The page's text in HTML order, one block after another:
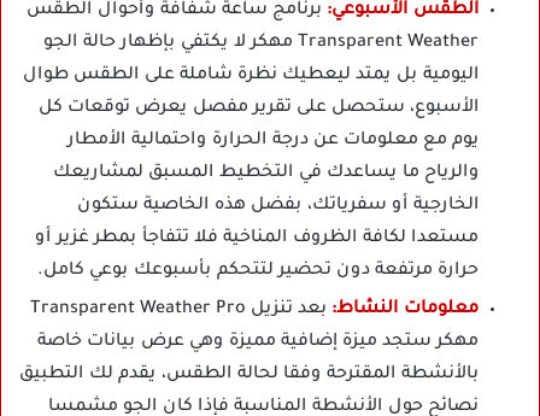
الطقس الأسبوعي: برنامج ساعة شفافة وأحوال الطقس
Transparent Weather مهكر لا يكتفي بإظهار حالة الجو
اليومية بل يمتد ليعطيك نظرة شاملة على الطقس طوال
الأسبوع، ستحصل على تقرير مفصل يعرض توقعات كل
يوم مع معلومات عن درجة الحرارة واحتمالية الأمطار
والرياح ما يساعدك في التخطيط المسبق لمشاريعك
الخارجية أو سفرياتك، بفضل هذه الخاصية ستكون
مستعدا لكافة الظروف المناخية فلا تتفاجأ بمطر غزير أو
حرارة مرتفعة دون تحضير لتتحكم بأسبوعك بوعي كامل.
معلومات النشاط:
بعد تنزيل Transparent Weather Pro
مهكر ستجد ميزة إضافية مميزة وهي عرض بيانات خاصة
بالأنشطة المقترحة وفقا لحالة الطقس، يقدم لك التطبيق
نصائح حول الأنشطة المناسبة فإذا كان الجو مشمسا